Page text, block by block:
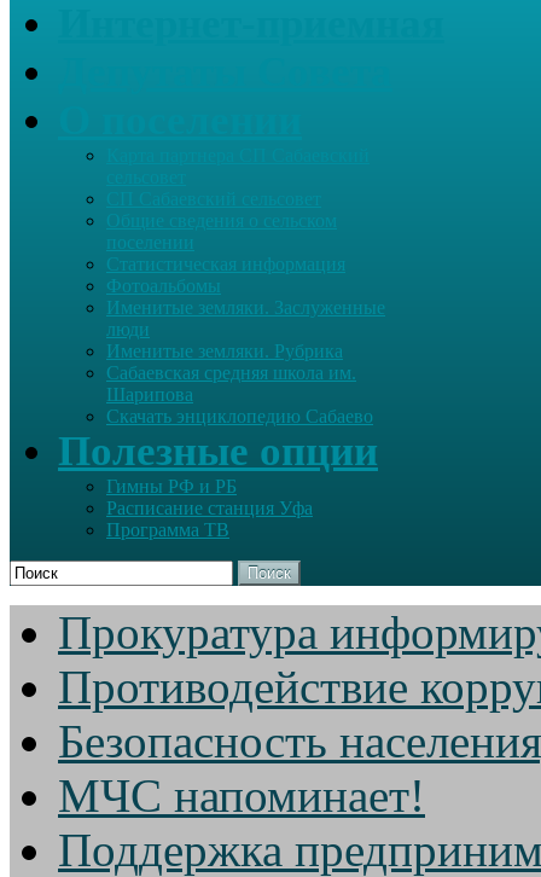
Общие сведения о сельском
поселении
Статистическая информация
Фотоальбомы
Именитые земляки. Заслуженные
люди
Именитые земляки. Рубрика
Сабаевская средняя школа им.
Шарипова
Скачать энциклопедию Сабаево
Полезные опции
Гимны РФ и РБ
Расписание станция Уфа
Программа ТВ
Поиск
Прокуратура
Противодействие
Безопасность
МЧС напоминает!
Поддержка